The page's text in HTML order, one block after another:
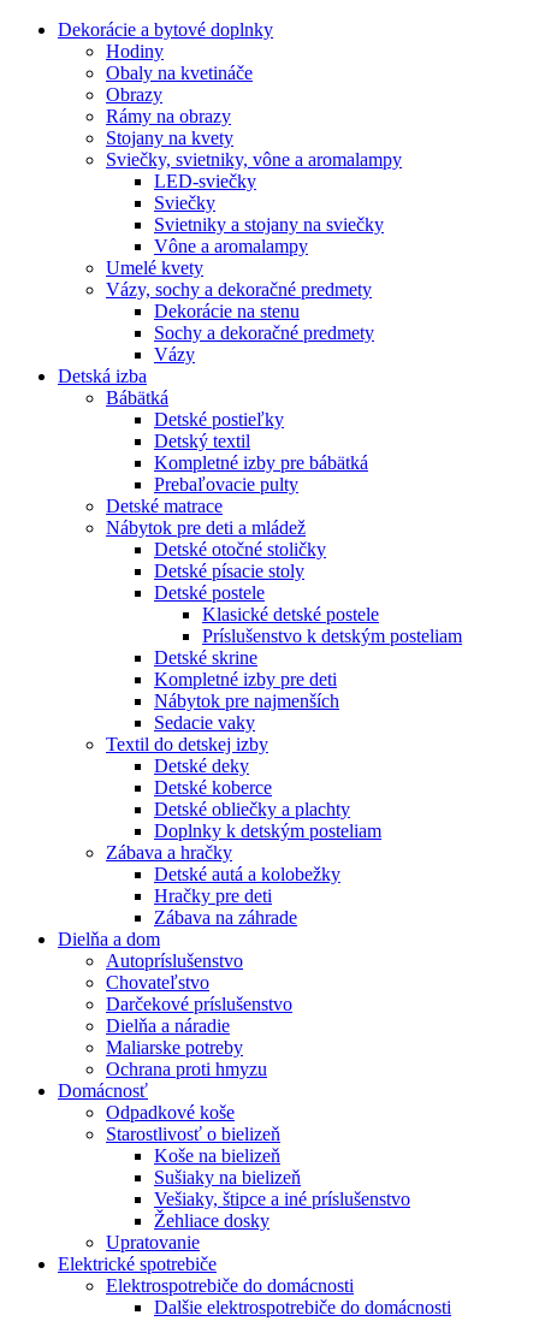
Dekorácie a bytové doplnky
Hodiny
Obaly na kvetináče
Obrazy
Rámy na obrazy
Stojany na kvety
Sviečky, svietniky, vône a aromalampy
LED-sviečky
Sviečky
Svietniky a stojany na sviečky
Vône a aromalampy
Umelé kvety
Vázy, sochy a dekoračné predmety
Dekorácie na stenu
Sochy a dekoračné predmety
Vázy
Detská izba
Bábätká
Detské postieľky
Detský textil
Kompletné izby pre bábätká
Prebaľovacie pulty
Detské matrace
Nábytok pre deti a mládež
Detské otočné stoličky
Detské písacie stoly
Detské postele
Klasické detské postele
Príslušenstvo k detským posteliam
Detské skrine
Kompletné izby pre deti
Nábytok pre najmenších
Sedacie vaky
Textil do detskej izby
Detské deky
Detské koberce
Detské obliečky a plachty
Doplnky k detským posteliam
Zábava a hračky
Detské autá a kolobežky
Hračky pre deti
Zábava na záhrade
Dielňa a dom
Autopríslušenstvo
Chovateľstvo
Darčekové príslušenstvo
Dielňa a náradie
Maliarske potreby
Ochrana proti hmyzu
Domácnosť
Odpadkové koše
Starostlivosť o bielizeň
Koše na bielizeň
Sušiaky na bielizeň
Vešiaky, štipce a iné príslušenstvo
Žehliace dosky
Upratovanie
Elektrické spotrebiče
Elektrospotrebiče do domácnosti
Dalšie elektrospotrebiče do domácnosti